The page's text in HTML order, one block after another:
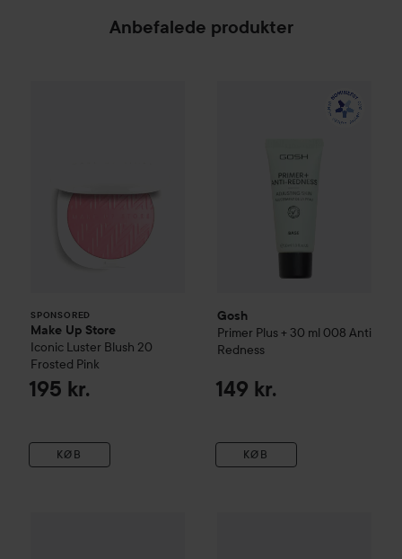
Anbefalede produkter
SPONSORED
Make Up Store
Iconic Luster Blush 20
Frosted Pink
195 kr.
KØB
20 Frosted
Gosh
Primer Plus + 30 ml 008 Anti
Redness
149 kr.
KØB
Primer Plus + 30 ml